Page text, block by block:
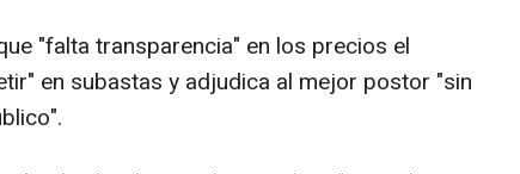
"falta transparencia" en los precios el
en subastas y adjudica al mejor postor "sin